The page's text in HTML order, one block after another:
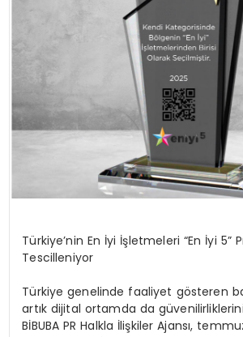
Türkiye’nin En İyi İşletmeleri “En İyi 5”
Tescilleniyor
Türkiye genelinde faaliyet gösteren
artık dijital ortamda da
BİBUBA PR Halkla İlişkiler Ajansı,